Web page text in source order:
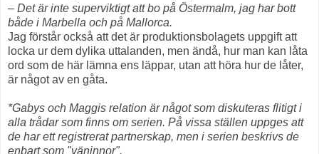
– Det är inte superviktigt att bo på Östermalm, jag har bott
både i Marbella och på Mallorca.
Jag förstår också att det är produktionsbolagets uppgift att
locka ur dem dylika uttalanden, men ändå, hur man kan låta
ord som de här lämna ens läppar, utan att höra hur de låter,
är något av en gåta.
*Gabys och Maggis relation är något som diskuteras flitigt i
alla trådar som finns om serien. På vissa ställen uppges att
de har ett registrerat partnerskap, men i serien beskrivs de
enbart som "väninnor".